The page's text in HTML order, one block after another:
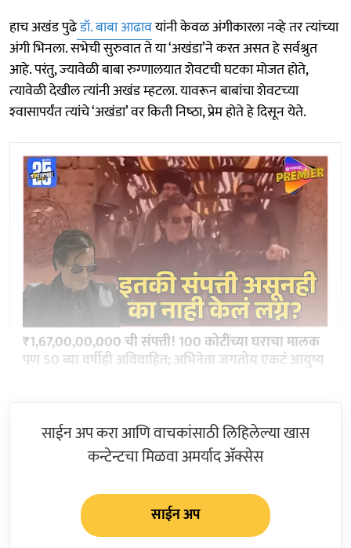
हाच अखंड पुढेडॉ. बाबा आढावयांनी केवळ अंगीकारला नव्‍हे तर त्‍यांच्‍या
अंगी भिनला. सभेची सुरुवात ते या ‘अखंडा’ने करत असत हे सर्वश्रुत
आहे. परंतु, ज्‍यावेळी बाबा रुग्‍णालयात शेवटची घटका मोजत होते,
त्‍यावेळी देखील त्‍यांनी अखंड म्‍हटला. यावरून बाबांचा शेवटच्‍या
श्‍वासापर्यंत त्‍यांचे ‘अखंडा’ वर किती निष्‍ठा, प्रेम होते हे दिसून येते.
₹1,67,00,00,000 ची संपत्ती! 100 कोटींच्या घराचा मालक
पण 50 व्या वर्षीही अविवाहित; अभिनेता जगतोय एकटं आयुष्य
साईन अप करा आणि वाचकांसाठी लिहिलेल्या खास
कन्टेन्टचा मिळवा अमर्याद ॲक्सेस
साईन अप